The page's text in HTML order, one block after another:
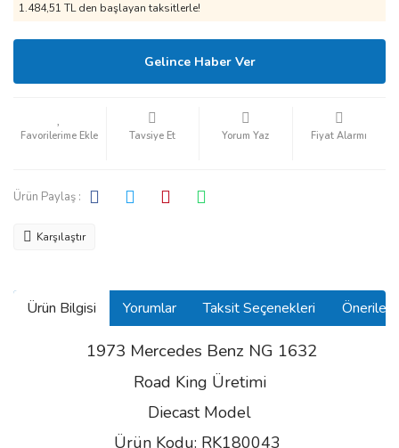
1.484,51 TL den başlayan taksitlerle!
Gelince Haber Ver
Tavsiye Et Yorum Yaz Fiyat Alarmı
Ürün Paylaş :
Karşılaştır
Ürün Bilgisi Yorumlar Taksit Seçenekleri
1973 Mercedes Benz NG 1632
Road King Üretimi
Diecast Model
Ürün Kodu: RK180043